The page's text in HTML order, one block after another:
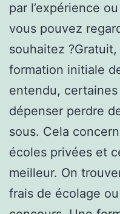
par l’expérience
vous pouvez
souhaitez ?Gratuit,
formation initiale
entendu,
dépenser perdre
sous. Cela
écoles privées et
meilleur. On
frais de écolage